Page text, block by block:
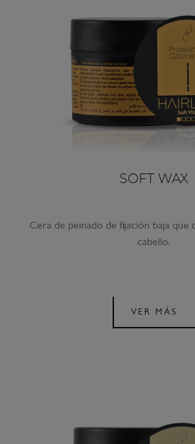
SOFT WAX
Cera de peinado de fijación baja que
cabello.
VER MÁS